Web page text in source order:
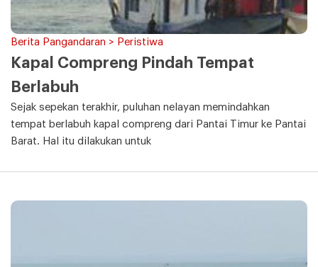
Berita Pangandaran > Peristiwa
Kapal Compreng Pindah Tempat
Berlabuh
Sejak sepekan terakhir, puluhan nelayan memindahkan
tempat berlabuh kapal compreng dari Pantai Timur ke Pantai
Barat. Hal itu dilakukan untuk